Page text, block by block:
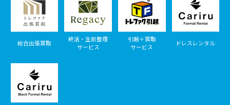
総合出張買取
終活・生前整理
サービス
引越＋買取
サービス
ドレスレンタル